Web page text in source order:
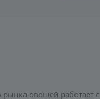
овощей работает